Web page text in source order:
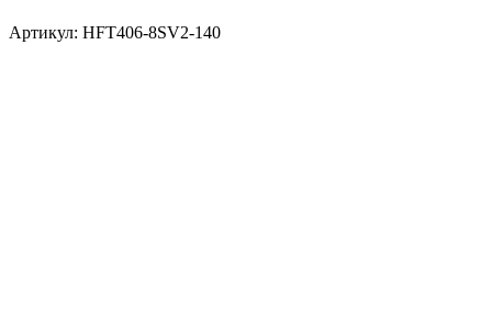
Артикул: HFT406-8SV2-140